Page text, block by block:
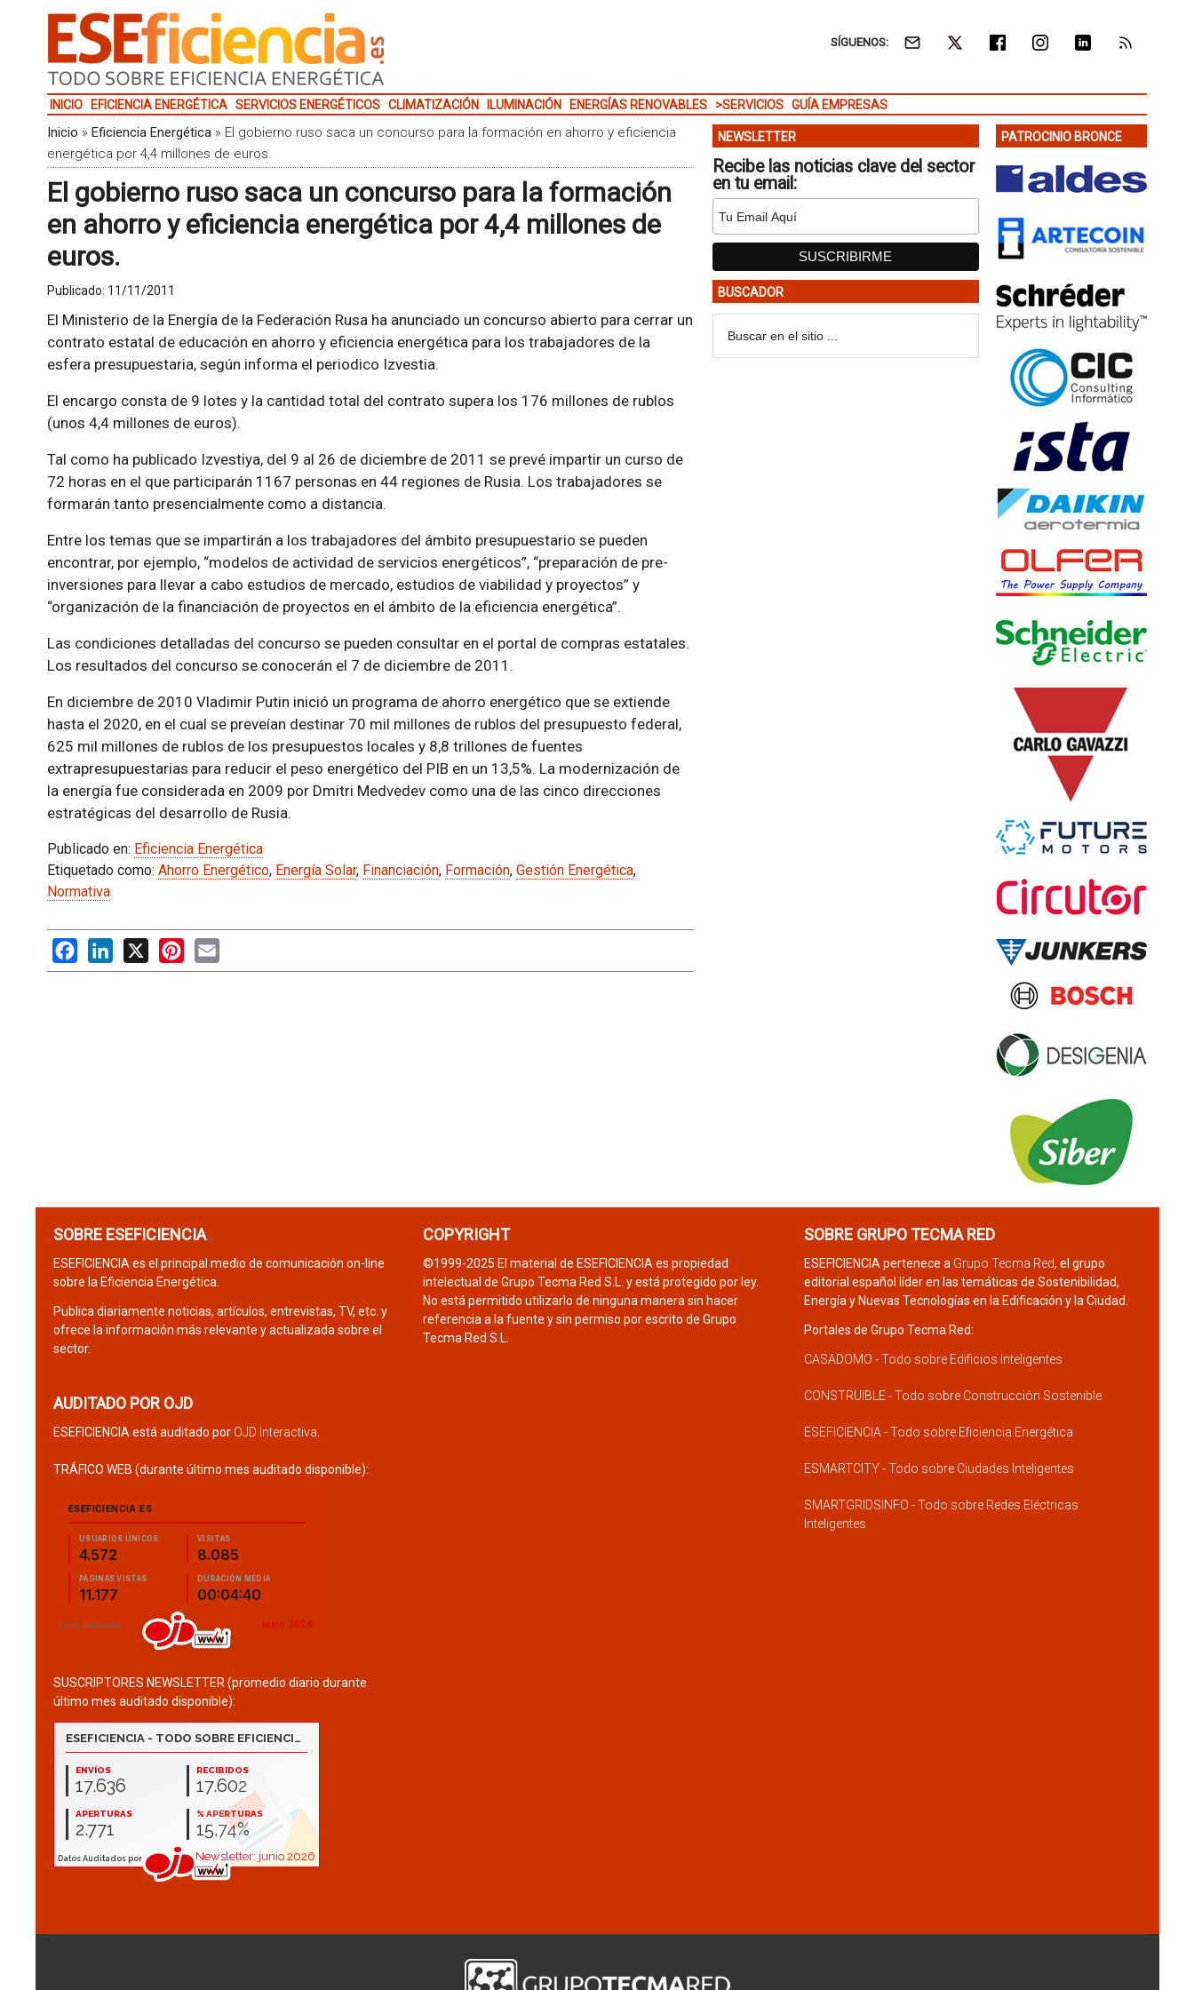
SÍGUENOS:
INICIO EFICIENCIA ENERGÉTICA SERVICIOS ENERGÉTICOS CLIMATIZACIÓN ILUMINACIÓN ENERGÍAS RENOVABLES >SERVICIOS GUÍA EMPRESAS
Inicio » Eficiencia Energética» El gobierno ruso saca un concurso para la formación en ahorro y eficiencia
energética por 4,4 millones de euros.
El gobierno ruso saca un concurso para la formación
en ahorro y eficiencia energética por 4,4 millones de
euros.
Publicado: 11/11/2011
El Ministerio de la Energía de la Federación Rusa ha anunciado un concurso abierto para cerrar un
contrato estatal de educación en ahorro y eficiencia energética para los trabajadores de la
esfera presupuestaria, según informa el periodico Izvestia.
El encargo consta de 9 lotes y la cantidad total del contrato supera los 176 millones de rublos
(unos 4,4 millones de euros).
Tal como ha publicado Izvestiya, del 9 al 26 de diciembre de 2011 se prevé impartir un curso de
72 horas en el que participarán 1167 personas en 44 regiones de Rusia. Los trabajadores se
formarán tanto presencialmente como a distancia.
Entre los temas que se impartirán a los trabajadores del ámbito presupuestario se pueden
encontrar, por ejemplo, “modelos de actividad de servicios energéticos”, “preparación de pre-
inversiones para llevar a cabo estudios de mercado, estudios de viabilidad y proyectos” y
“organización de la financiación de proyectos en el ámbito de la eficiencia energética”.
Las condiciones detalladas del concurso se pueden consultar en el portal de compras estatales.
Los resultados del concurso se conocerán el 7 de diciembre de 2011.
En diciembre de 2010 Vladimir Putin inició un programa de ahorro energético que se extiende
hasta el 2020, en el cual se preveían destinar 70 mil millones de rublos del presupuesto federal,
625 mil millones de rublos de los presupuestos locales y 8,8 trillones de fuentes
extrapresupuestarias para reducir el peso energético del PIB en un 13,5%. La modernización de
la energía fue considerada en 2009 por Dmitri Medvedev como una de las cinco direcciones
estratégicas del desarrollo de Rusia.
Publicado en: Eficiencia Energética
Etiquetado como: Ahorro Energético, Energía Solar, Financiación, Formación, Gestión Energética,
Normativa
FacebookLinkedIn
X PinterestEmail
NEWSLETTER
Recibe las noticias clave del sector
en tu email:
BUSCADOR
PATROCINIO BRONCE
SOBRE ESEFICIENCIA
ESEFICIENCIA es el principal medio de comunicación on-line
sobre la Eficiencia Energética.
Publica diariamente noticias, artículos, entrevistas, TV, etc. y
ofrece la información más relevante y actualizada sobre el
sector.
AUDITADO POR OJD
ESEFICIENCIA está auditado por OJD Interactiva
TRÁFICO WEB (durante último mes auditado disponible):
SUSCRIPTORES NEWSLETTER (promedio diario durante
último mes auditado disponible):
COPYRIGHT
©1999-2025 El material de ESEFICIENCIA es propiedad
intelectual de Grupo Tecma Red S.L. y está protegido por ley.
No está permitido utilizarlo de ninguna manera sin hacer
referencia a la fuente y sin permiso por escrito de Grupo
Tecma Red S.L.
SOBRE GRUPO TECMA RED
ESEFICIENCIA pertenece a Grupo Tecma Red, el grupo
editorial español líder en las temáticas de Sostenibilidad,
Energía y Nuevas Tecnologías en la Edificación y la Ciudad.
Portales de Grupo Tecma Red:
CASADOMO - Todo sobre Edificios Inteligentes
CONSTRUIBLE - Todo sobre Construcción Sostenible
ESEFICIENCIA - Todo sobre Eficiencia Energética
ESMARTCITY - Todo sobre Ciudades Inteligentes
SMARTGRIDSINFO - Todo sobre Redes Eléctricas
Inteligentes